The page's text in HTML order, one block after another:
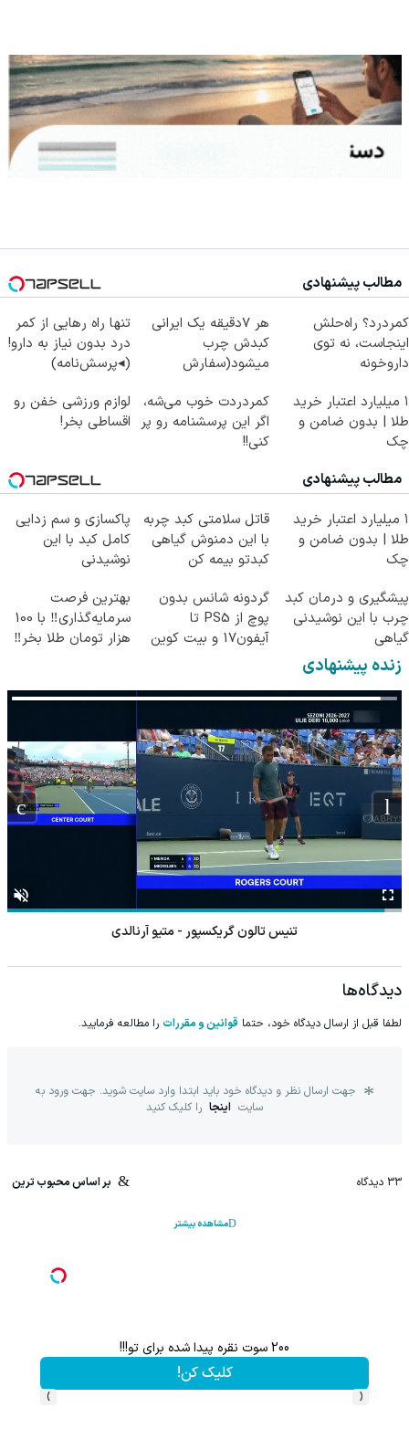
مطالب پیشنهادی
کمردرد؟ راه‌حلش
اینجاست، نه توی
داروخونه
هر 7دقیقه یک ایرانی
کبدش چرب
میشود(سفارش
تخفیف)
تنها راه رهایی از کمر
درد بدون نیاز به دارو!
(◂پرسش‌نامه)
۱ میلیارد اعتبار خرید
طلا | بدون ضامن و
چک
کمردردت خوب می‌شه،
اگر این پرسشنامه رو پر
کنی!!
لوازم ورزشی خفن رو
اقساطی بخر!
مطالب پیشنهادی
۱ میلیارد اعتبار خرید
طلا | بدون ضامن و
چک
قاتل سلامتی کبد چربه
با این دمنوش گیاهی
کبدتو بیمه کن
پاکسازی و سم زدایی
کامل کبد با این
نوشیدنی
پیشگیری و درمان کبد
چرب با این نوشیدنی
گیاهی
گردونه شانس بدون
پوچ از PS5 تا
آیفون17 و بیت کوین
بهترین فرصت
سرمایه‌گذاری‼️ با 100
هزار تومان طلا بخر‼️
زنده پیشنهادی
تنیس تالون گریکسپور - متیو آرنالدی
دیدگاه‌ها
لطفا قبل از ارسال دیدگاه خود، حتما قوانین و مقررات را مطالعه فرمایید.
جهت ارسال نظر و دیدگاه خود باید ابتدا وارد سایت شوید. جهت ورود به
سایت اینجا را کلیک کنید
33 دیدگاه بر اساس محبوب ترین
مشاهده بیشتر
200 سوت نقره پیدا شده برای تو!!!
کلیک کن!
‹
›